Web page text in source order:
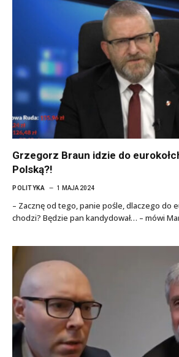
Grzegorz Braun idzie do
Polską?!
POLITYKA 1 MAJA 2024
– Zacznę od tego, panie pośle, dlaczego do
chodzi? Będzie pan kandydował… – mówi